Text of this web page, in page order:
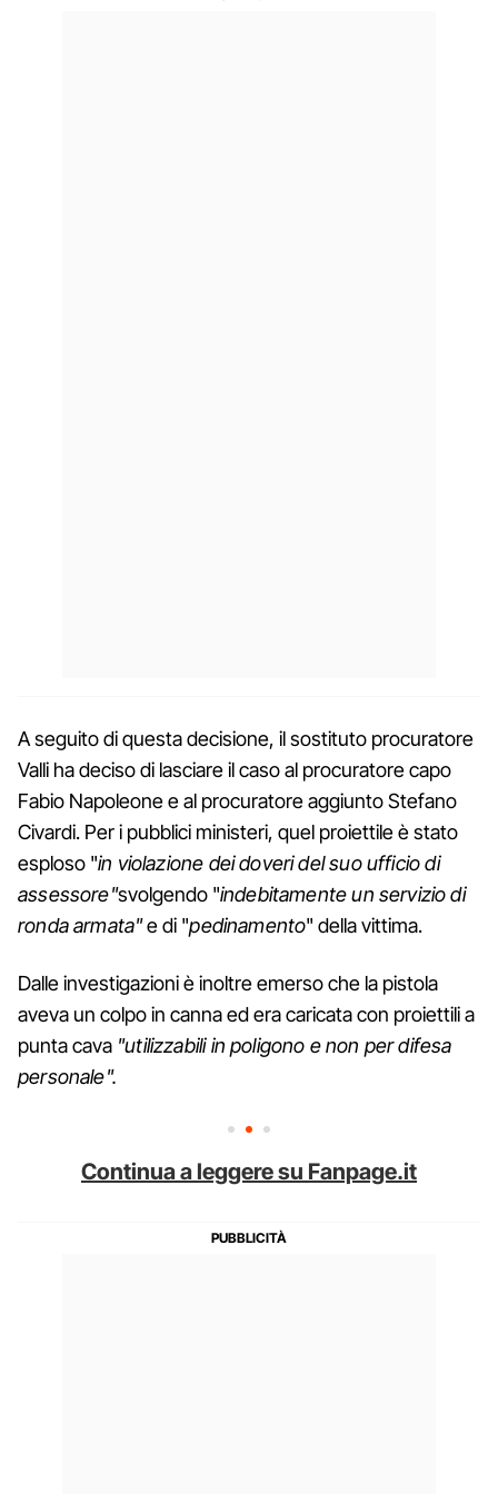
A seguito di questa decisione, il sostituto procuratore
Valli ha deciso di lasciare il caso al procuratore capo
Fabio Napoleone e al procuratore aggiunto Stefano
Civardi. Per i pubblici ministeri, quel proiettile è stato
esploso "in violazione dei doveri del suo ufficio di
assessore"svolgendo "indebitamente un servizio di
ronda armata"e di "pedinamento" della vittima.
Dalle investigazioni è inoltre emerso che la pistola
aveva un colpo in canna ed era caricata con proiettili a
punta cava "utilizzabili in poligono e non per difesa
personale".
Continua a leggere su Fanpage.it